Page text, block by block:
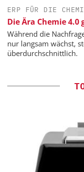
ERP FÜR DIE
Die Ära Chemie
Während die
nur langsam wächst,
überdurchschnittlich.